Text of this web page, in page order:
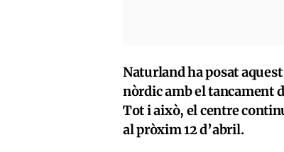
Naturland ha posat
nòrdic amb el tancament
Tot i això, el centre
al pròxim 12 d’abril.